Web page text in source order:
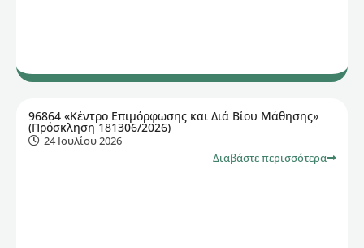
96864 «Κέντρο Επιμόρφωσης και Διά Βίου Μάθησης»
(Πρόσκληση 181306/2026)
24 Ιουλίου 2026
Διαβάστε περισσότερα